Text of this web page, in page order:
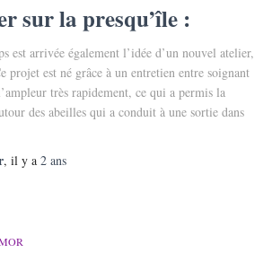
sur la presqu’île :
est arrivée également l’idée d’un nouvel atelier,
projet est né grâce à un entretien entre soignant
très rapidement, ce qui a permis la
des abeilles qui a conduit à une sortie dans
, il y a 2 ans